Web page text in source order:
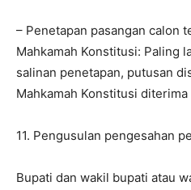
– Penetapan pasangan calon
Mahkamah Konstitusi: Paling
salinan penetapan, putusan
Mahkamah Konstitusi diterima
11. Pengusulan pengesahan
Bupati dan wakil bupati atau